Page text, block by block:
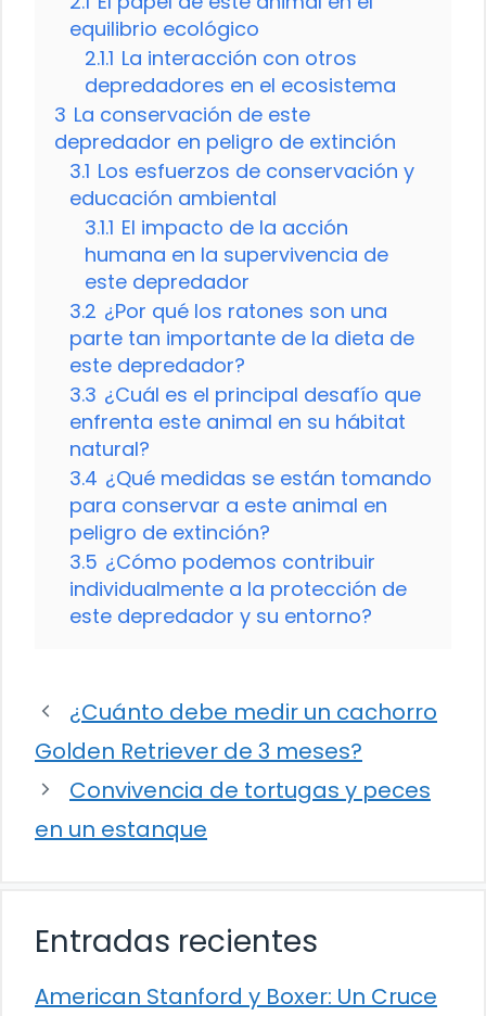
equilibrio ecológico
2.1.1 La interacción con otros
depredadores en el ecosistema
3 La conservación de este
depredador en peligro de extinción
3.1 Los esfuerzos de conservación y
educación ambiental
3.1.1 El impacto de la acción
humana en la supervivencia de
este depredador
3.2 ¿Por qué los ratones son una
parte tan importante de la dieta de
este depredador?
3.3 ¿Cuál es el principal desafío que
enfrenta este animal en su hábitat
natural?
3.4 ¿Qué medidas se están tomando
para conservar a este animal en
peligro de extinción?
3.5 ¿Cómo podemos contribuir
individualmente a la protección de
este depredador y su entorno?
¿Cuánto debe medir un cachorro
Golden Retriever de 3 meses?
Convivencia de tortugas y peces
en un estanque
Entradas recientes
American Stanford y Boxer: Un Cruce